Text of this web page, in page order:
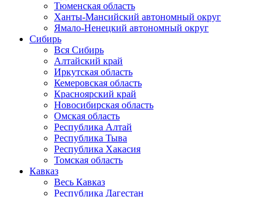
Тюменская область
Ханты-Мансийский автономный округ
Ямало-Ненецкий автономный округ
Сибирь
Вся Сибирь
Алтайский край
Иркутская область
Кемеровская область
Красноярский край
Новосибирская область
Омская область
Республика Алтай
Республика Тыва
Республика Хакасия
Томская область
Кавказ
Весь Кавказ
Республика Дагестан